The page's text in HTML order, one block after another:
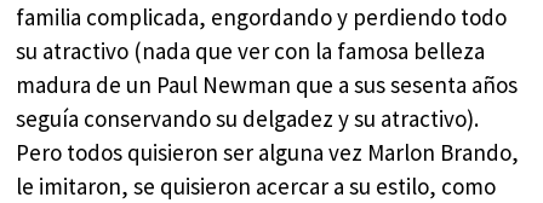
familia complicada, engordando y perdiendo todo
su atractivo (nada que ver con la famosa belleza
madura de un Paul Newman que a sus sesenta años
seguía conservando su delgadez y su atractivo).
Pero todos quisieron ser alguna vez Marlon Brando,
le imitaron, se quisieron acercar a su estilo, como